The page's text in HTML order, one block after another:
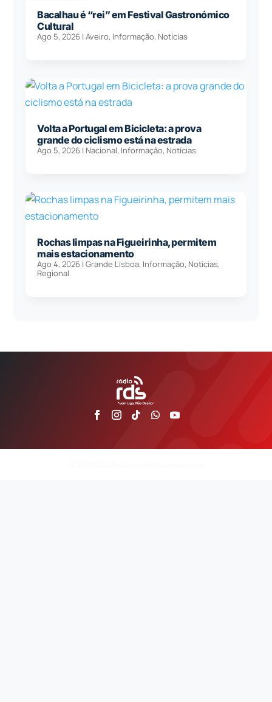
Bacalhau é “rei” em Festival Gastronómico
Cultural
Ago 5, 2026 |Aveiro, Informação, Notícias
Volta a Portugal em Bicicleta: a prova
grande do ciclismo está na estrada
Ago 5, 2026 | Nacional, Informação, Notícias
Rochas limpas na Figueirinha, permitem
mais estacionamento
Ago 4, 2026 |Grande Lisboa, Informação, Notícias,
Regional